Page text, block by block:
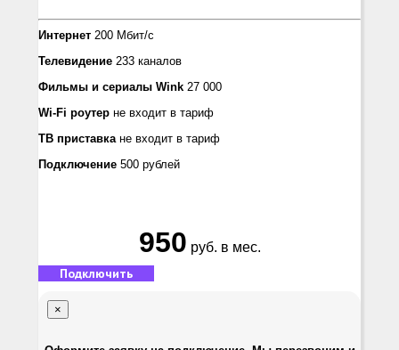
Интернет 200 Мбит/с
Телевидение 233 каналов
Фильмы и сериалы Wink 27 000
Wi-Fi роутер не входит в тариф
ТВ приставкане входит в тариф
Подключение 500 рублей
950 руб. в мес.
Подключить
×